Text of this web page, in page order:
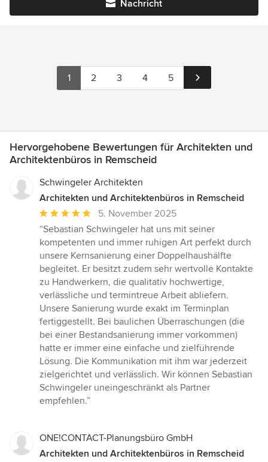
Nachricht
1 2 3 4 5
Hervorgehobene Bewertungen für Architekten und
Architektenbüros in Remscheid
Schwingeler Architekten
Architekten und Architektenbüros in Remscheid
Durchschnittliche
Bewertung:
5
von
5
Sternen
5. November 2025
“Sebastian Schwingeler hat uns mit seiner
kompetenten und immer ruhigen Art perfekt durch
unsere Kernsanierung einer Doppelhaushälfte
begleitet. Er besitzt zudem sehr wertvolle Kontakte
zu Handwerkern, die qualitativ hochwertige,
verlässliche und termintreue Arbeit abliefern.
Unsere Sanierung wurde exakt im Terminplan
fertiggestellt. Bei baulichen Überraschungen (die
bei einer Bestandsanierung immer vorkommen)
hatte er immer eine einfache und zielführende
Lösung. Die Kommunikation mit ihm war jederzeit
zielgerichtet und verlässlich. Wir können Sebastian
Schwingeler uneingeschränkt als Partner
empfehlen.”
ONE!CONTACT-Planungsbüro GmbH
Architekten und Architektenbüros in Remscheid